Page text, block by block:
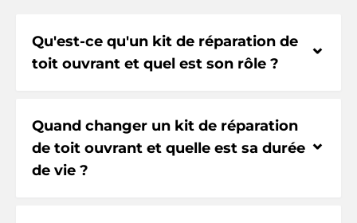
Qu'est-ce qu'un kit de réparation de
toit ouvrant et quel est son rôle ?
⌃
Quand changer un kit de réparation
de toit ouvrant et quelle est sa durée
de vie ?
⌃